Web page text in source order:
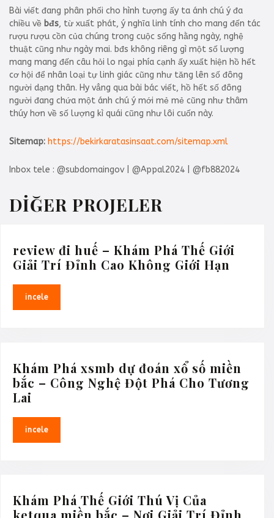
Bài viết đang phân phối cho hình tượng ấy ta ánh chú ý đa
chiều về bđs, từ xuất phát, ý nghĩa linh tính cho mang đến tác
rượu rượu cồn của chúng trong cuộc sống hằng ngày, nghệ
thuật cũng như ngày mai. bđs không riêng gì một số lượng
mang mang đến câu hỏi lo ngại phía cạnh ấy xuất hiện hồ hết
cơ hội để nhân loại tự linh giác cũng như tăng lên số đông
người dạng thân. Hy vẳng qua bài bác viết, hồ hết số đông
người đang chứa một ánh chú ý mới mẻ mẻ cũng như thâm
thúy hơn về số lượng kì quái cũng như lôi cuốn này.
Sitemap: https://bekirkaratasinsaat.com/sitemap.xml
Inbox tele : @subdomaingov | @Appal2024 | @fb882024
DİĞER PROJELER
review đi huế – Khám Phá Thế Giới
Giải Trí Đỉnh Cao Không Giới Hạn
Giới
Giải
inceleincele
Khám Phá xsmb dự đoán xổ số miền
bắc – Công Nghệ Đột Phá Cho Tương
Lai
xsmb
dự
miền
bắc
inceleincele
Khám Phá Thế Giới Thú Vị Của